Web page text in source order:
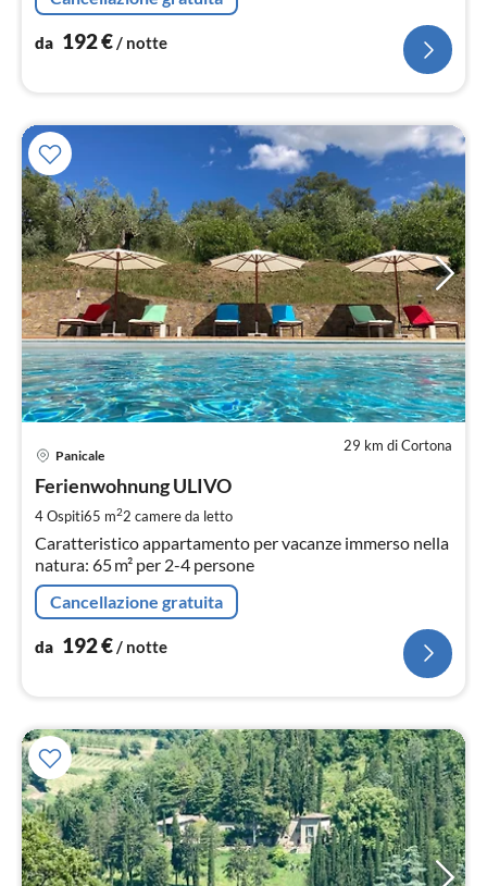
da 192€/ notte
29 km di Cortona
Panicale
Ferienwohnung ULIVO
4 Ospiti65 m22 camere da letto
Caratteristico appartamento per vacanze immerso nella
natura: 65 m² per 2-4 persone
Cancellazione gratuita
da 192€ / notte